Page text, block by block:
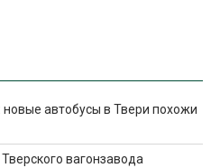
автобусы в Твери похожи
вагонзавода